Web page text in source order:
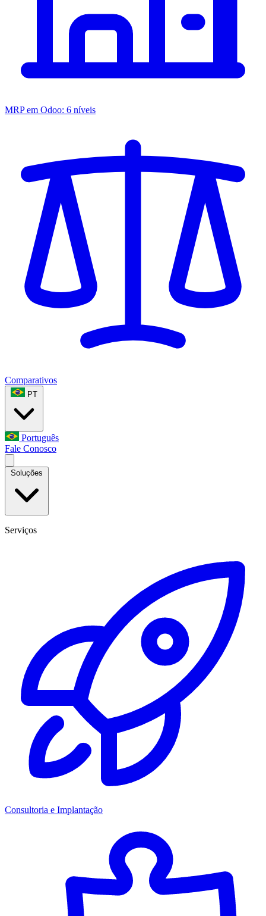
MRP em Odoo: 6 níveis
Comparativos
PT
Português
Fale Conosco
Soluções
Serviços
Consultoria e Implantação